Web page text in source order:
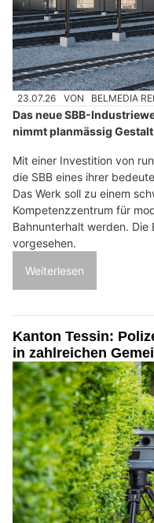
23.07.26 VON BELMEDIA
Das neue SBB-
nimmt planmässig Gestalt
Mit einer Investition von
die SBB eines ihrer
Das Werk soll zu einem
Kompetenzzentrum für
Bahnunterhalt werden.
vorgesehen.
Weiterlesen
Kanton Tessin:
in zahlreichen